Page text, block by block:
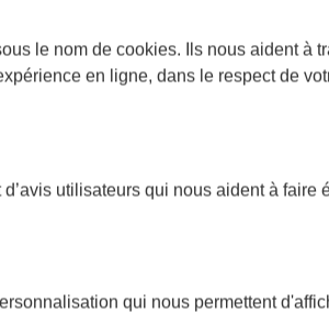
le nom de cookies. Ils nous aident à
en ligne, dans le respect de
d’avis utilisateurs qui nous aident à faire
qui nous permettent